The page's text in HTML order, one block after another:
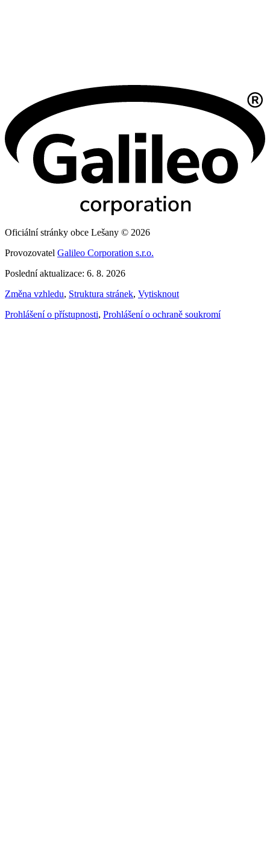
Oficiální stránky obce Lešany © 2026
Provozovatel Galileo Corporation s.r.o.
Poslední aktualizace: 6. 8. 2026
Změna vzhledu, Struktura stránek, Vytisknout
Prohlášení o přístupnosti, Prohlášení o ochraně soukromí